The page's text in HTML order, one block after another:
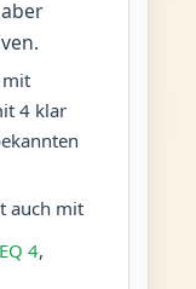
mit
4 klar
auch mit
4,